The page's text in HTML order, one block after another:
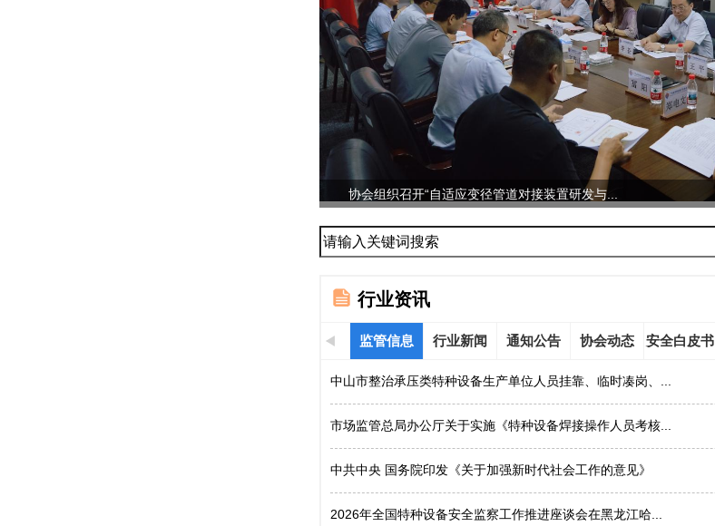
协会组织召开“自适应变径管道对接装置研发与...
行业资讯
监管信息 行业新闻 通知公告 协会动态 安全白皮书
中山市整治承压类特种设备生产单位人员挂靠、临时凑岗、...
市场监管总局办公厅关于实施《特种设备焊接操作人员考核...
中共中央 国务院印发《关于加强新时代社会工作的意见》
2026年全国特种设备安全监察工作推进座谈会在黑龙江哈...